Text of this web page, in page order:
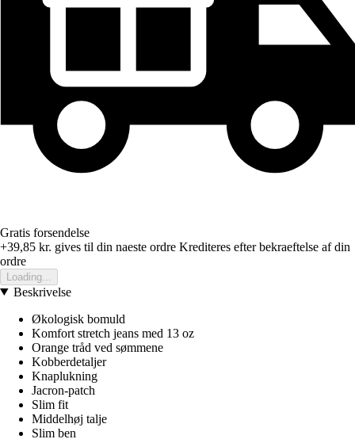
Gratis forsendelse
+39,85 kr. gives til din naeste ordre Krediteres efter bekraeftelse af din
ordre
Loading...
Beskrivelse
Økologisk bomuld
Komfort stretch jeans med 13 oz
Orange tråd ved sømmene
Kobberdetaljer
Knaplukning
Jacron-patch
Slim fit
Middelhøj talje
Slim ben